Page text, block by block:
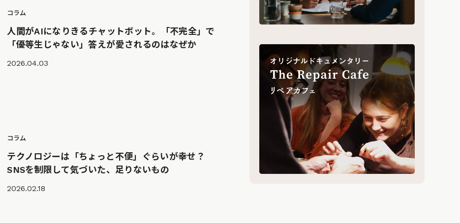
コラム
人間がAIになりきるチャットボット。「不完全」で
「優等生じゃない」答えが愛されるのはなぜか
2026.04.03
コラム
テクノロジーは「ちょっと不便」ぐらいが幸せ？
SNSを制限して気づいた、足りないもの
2026.02.18